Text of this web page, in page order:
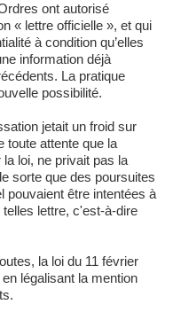
ont autorisé
« lettre officielle », et qui
à condition qu’elles
information déjà
La pratique
possibilité.
jetait un froid sur
toute attente que la
loi, ne privait pas la
sorte que des poursuites
pouvaient être intentées à
lettre, c'est-à-dire
la loi du 11 février
légalisant la mention